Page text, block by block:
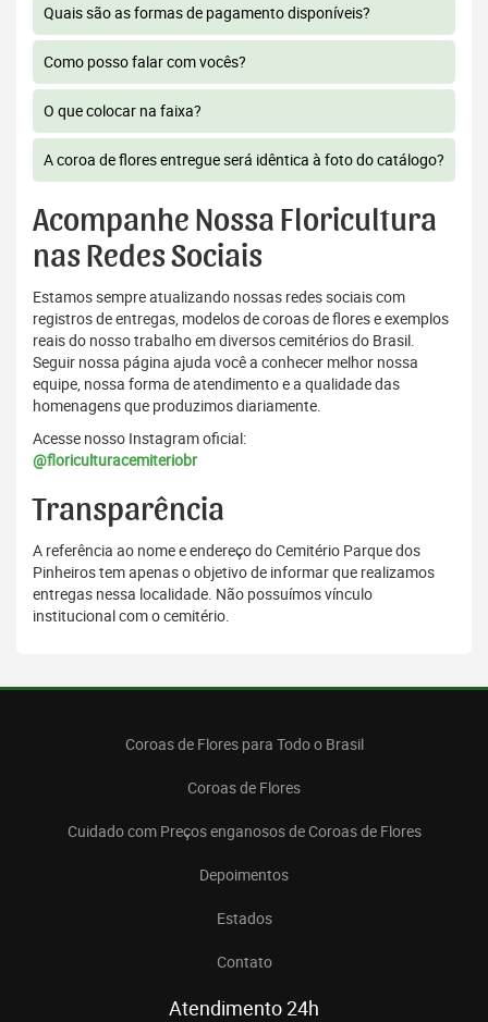
Quais são as formas de pagamento disponíveis?
Como posso falar com vocês?
O que colocar na faixa?
A coroa de flores entregue será idêntica à foto do catálogo?
Acompanhe Nossa Floricultura
nas Redes Sociais
Estamos sempre atualizando nossas redes sociais com
registros de entregas, modelos de coroas de flores e exemplos
reais do nosso trabalho em diversos cemitérios do Brasil.
Seguir nossa página ajuda você a conhecer melhor nossa
equipe, nossa forma de atendimento e a qualidade das
homenagens que produzimos diariamente.
Acesse nosso Instagram oficial:
@floriculturacemiteriobr
Transparência
A referência ao nome e endereço do Cemitério Parque dos
Pinheiros tem apenas o objetivo de informar que realizamos
entregas nessa localidade. Não possuímos vínculo
institucional com o cemitério.
Coroas de Flores para Todo o Brasil
Coroas de Flores
Cuidado com Preços enganosos de Coroas de Flores
Depoimentos
Estados
Contato
Atendimento 24h